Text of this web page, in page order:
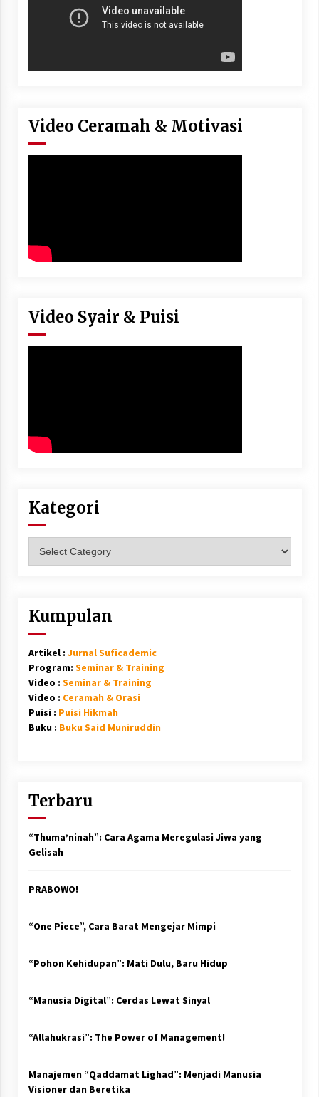
Video Ceramah & Motivasi
Video Syair & Puisi
Kategori
Kumpulan
Artikel : Jurnal Suficademic
Program: Seminar & Training
Video : Seminar & Training
Video : Ceramah & Orasi
Puisi : Puisi Hikmah
Buku : Buku Said Muniruddin
Terbaru
“Thuma’ninah”: Cara Agama Meregulasi Jiwa yang
Gelisah
PRABOWO!
“One Piece”, Cara Barat Mengejar Mimpi
“Pohon Kehidupan”: Mati Dulu, Baru Hidup
“Manusia Digital”: Cerdas Lewat Sinyal
“Allahukrasi”: The Power of Management!
Manajemen “Qaddamat Lighad”: Menjadi Manusia
Visioner dan Beretika